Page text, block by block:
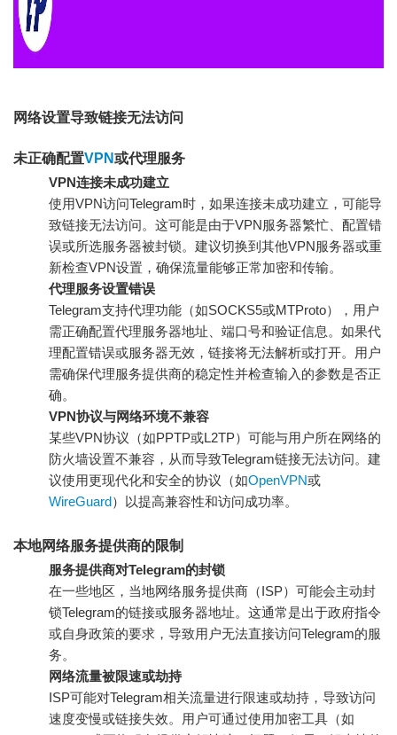
网络设置导致链接无法访问
未正确配置VPN或代理服务
VPN连接未成功建立
使用VPN访问Telegram时，如果连接未成功建立，可能导
致链接无法访问。这可能是由于VPN服务器繁忙、配置错
误或所选服务器被封锁。建议切换到其他VPN服务器或重
新检查VPN设置，确保流量能够正常加密和传输。
代理服务设置错误
Telegram支持代理功能（如SOCKS5或MTProto），用户
需正确配置代理服务器地址、端口号和验证信息。如果代
理配置错误或服务器无效，链接将无法解析或打开。用户
需确保代理服务提供商的稳定性并检查输入的参数是否正
确。
VPN协议与网络环境不兼容
某些VPN协议（如PPTP或L2TP）可能与用户所在网络的
防火墙设置不兼容，从而导致Telegram链接无法访问。建
议使用更现代化和安全的协议（如OpenVPN或
WireGuard）以提高兼容性和访问成功率。
本地网络服务提供商的限制
服务提供商对Telegram的封锁
在一些地区，当地网络服务提供商（ISP）可能会主动封
锁Telegram的链接或服务器地址。这通常是出于政府指令
或自身政策的要求，导致用户无法直接访问Telegram的服
务。
网络流量被限速或劫持
ISP可能对Telegram相关流量进行限速或劫持，导致访问
速度变慢或链接失效。用户可通过使用加密工具（如